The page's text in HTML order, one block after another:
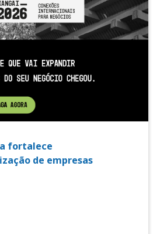
fortalece
de empresas